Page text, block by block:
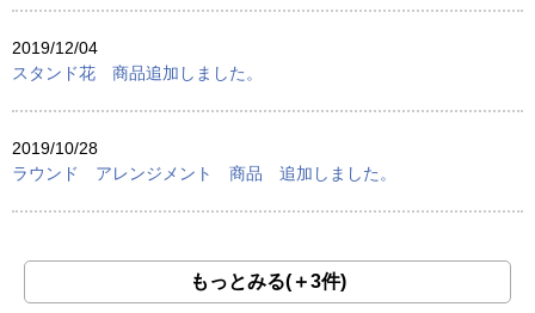
2019/12/04
スタンド花 商品追加しました。
2019/10/28
ラウンド アレンジメント 商品 追加しました。
もっとみる(＋3件)